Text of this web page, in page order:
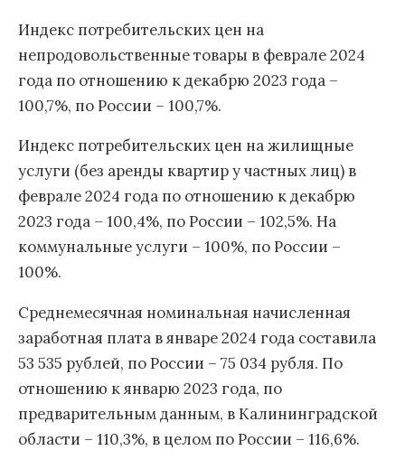
Индекс потребительских цен на
непродовольственные товары в феврале 2024
года по отношению к декабрю 2023 года –
100,7%, по России – 100,7%.
Индекс потребительских цен на жилищные
услуги (без аренды квартир у частных лиц) в
феврале 2024 года по отношению к декабрю
2023 года – 100,4%, по России – 102,5%. На
коммунальные услуги – 100%, по России –
100%.
Среднемесячная номинальная начисленная
заработная плата в январе 2024 года составила
53 535 рублей, по России – 75 034 рубля. По
отношению к январю 2023 года, по
предварительным данным, в Калининградской
области – 110,3%, в целом по России – 116,6%.